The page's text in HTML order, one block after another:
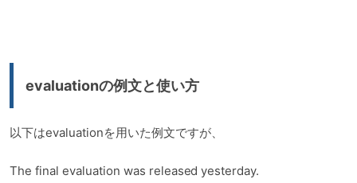
evaluationの例文と使い方
以下はevaluationを用いた例文ですが、
The final evaluation was released yesterday.